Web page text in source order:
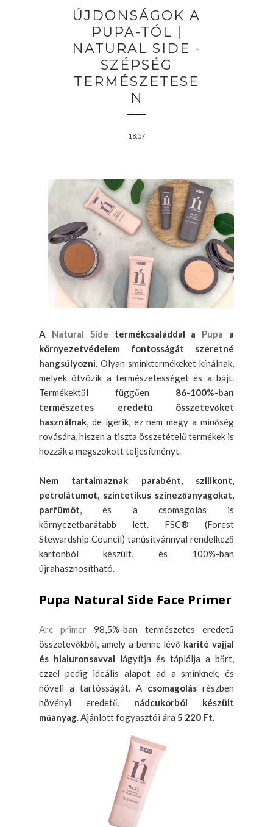
ÚJDONSÁGOK A
PUPA-TÓL |
NATURAL SIDE -
SZÉPSÉG
TERMÉSZETESE
N
18:57
A Natural Side termékcsaláddal a Pupa a
környezetvédelem fontosságát szeretné
hangsúlyozni. Olyan sminktermékeket kínálnak,
melyek ötvözik a természetességet és a bájt.
Termékektől függően 86-100%-ban
természetes eredetű összetevőket
használnak, de ígérik, ez nem megy a minőség
rovására, hiszen a tiszta összetételű termékek is
hozzák a megszokott teljesítményt.
Nem tartalmaznak parabént, szilikont,
petrolátumot, szintetikus színezőanyagokat,
parfümöt, és a csomagolás is
környezetbarátabb lett. FSC® (Forest
Stewardship Council) tanúsítvánnyal rendelkező
kartonból készült, és 100%-ban
újrahasznosítható.
Pupa Natural Side Face Primer
Arc primer 98,5%-ban természetes eredetű
összetevőkből, amely a benne lévő karité vajjal
és hialuronsavval lágyítja és táplálja a bőrt,
ezzel pedig ideális alapot ad a sminknek, és
növeli a tartósságát. A csomagolás részben
növényi eredetű, nádcukorból készült
műanyag. Ajánlott fogyasztói ára 5 220 Ft.